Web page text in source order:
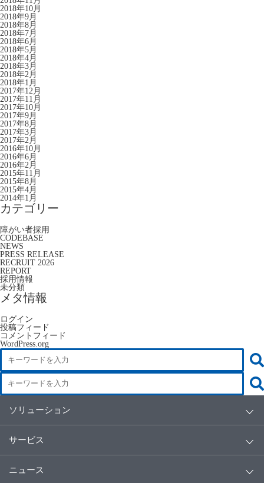
2018年10月
2018年9月
2018年8月
2018年7月
2018年6月
2018年5月
2018年4月
2018年3月
2018年2月
2018年1月
2017年12月
2017年11月
2017年10月
2017年9月
2017年8月
2017年3月
2017年2月
2016年10月
2016年6月
2016年2月
2015年11月
2015年8月
2015年4月
2014年1月
カテゴリー
障がい者採用
CODEBASE
NEWS
PRESS RELEASE
RECRUIT 2026
REPORT
採用情報
未分類
メタ情報
ログイン
投稿フィード
コメントフィード
WordPress.org
ソリューション
サービス
ニュース